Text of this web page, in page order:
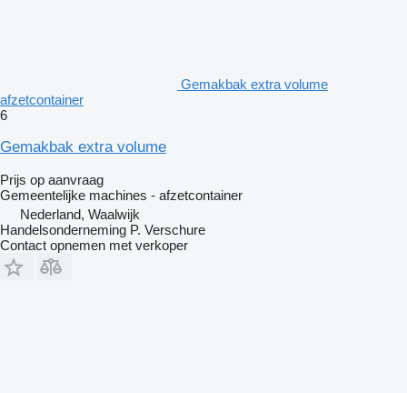
Gemakbak extra volume
afzetcontainer
6
Gemakbak extra volume
Prijs op aanvraag
Gemeentelijke machines - afzetcontainer
Nederland, Waalwijk
Handelsonderneming P. Verschure
Contact opnemen met verkoper